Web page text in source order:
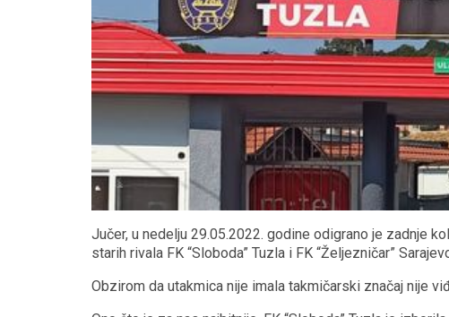
Jučer, u nedelju 29.05.2022. godine odigrano je zadnje
starih rivala FK “Sloboda” Tuzla i FK “Željezničar”
Obzirom da utakmica nije imala takmičarski značaj nije